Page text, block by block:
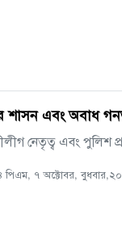
এবং অবাধ
নেতৃত্ব এবং পুলিশ
৭ অক্টোবর,